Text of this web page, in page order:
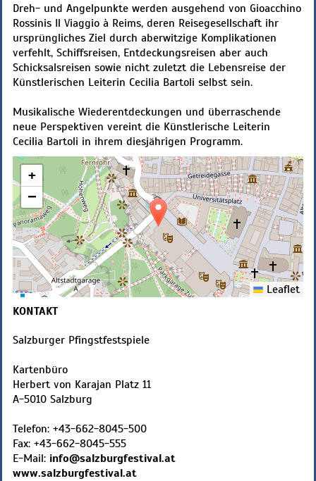
Dreh- und Angelpunkte werden ausgehend von Gioacchino
Rossinis Il Viaggio à Reims, deren Reisegesellschaft ihr
ursprüngliches Ziel durch aberwitzige Komplikationen
verfehlt, Schiffsreisen, Entdeckungsreisen aber auch
Schicksalsreisen sowie nicht zuletzt die Lebensreise der
Künstlerischen Leiterin Cecilia Bartoli selbst sein.
Musikalische Wiederentdeckungen und überraschende
neue Perspektiven vereint die Künstlerische Leiterin
Cecilia Bartoli in ihrem diesjährigen Programm.
+
−
Leaflet
KONTAKT
Salzburger Pfingstfestspiele
Kartenbüro
Herbert von Karajan Platz 11
A-5010 Salzburg
Telefon: +43-662-8045-500
Fax: +43-662-8045-555
E-Mail: info@salzburgfestival.at
www.salzburgfestival.at